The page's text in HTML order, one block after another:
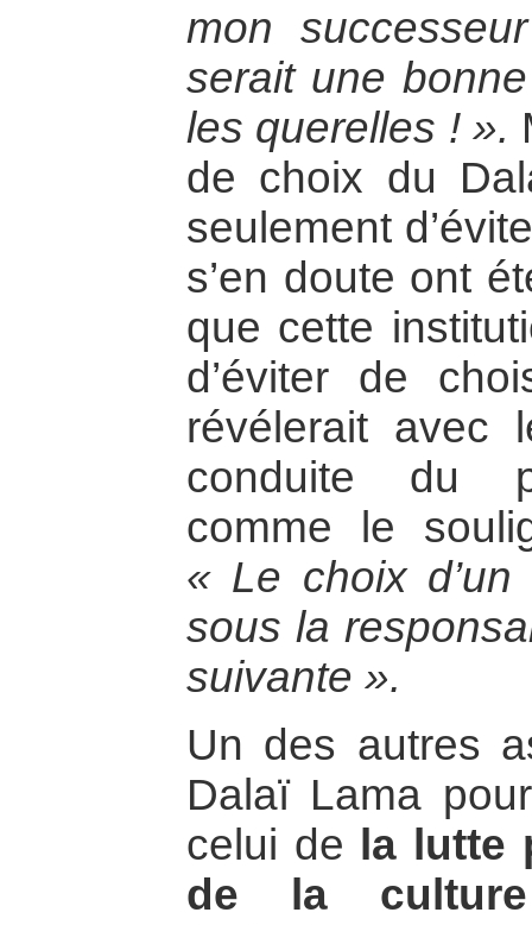
mon
serait une
les querelles ! ».
de choix du
seulement
s’en doute ont
que cette
d’éviter de
révélerait avec
conduite du
comme le
« Le choix
sous la
suivante ».
Un des autres
Dalaï Lama
celui de
la lutte
de la